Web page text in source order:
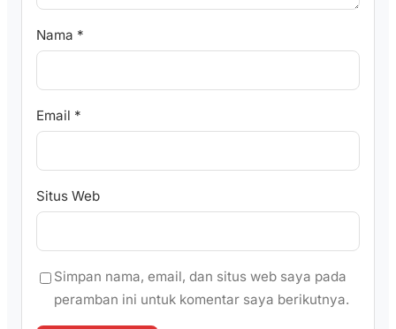
Nama *
Email *
Situs Web
Simpan nama, email, dan situs web saya pada
peramban ini untuk komentar saya berikutnya.